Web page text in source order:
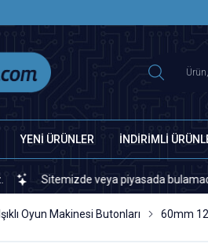
YENİ ÜRÜNLER İNDİRİMLİ
Sitemizde veya piyasada
Işıklı Oyun Makinesi Butonları 60mm